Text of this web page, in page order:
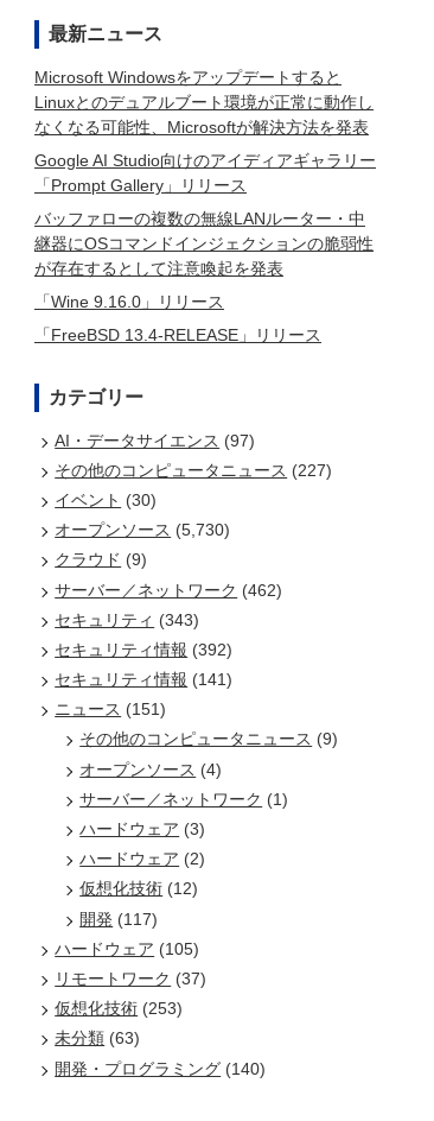
最新ニュース
Microsoft Windowsをアップデートすると
Linuxとのデュアルブート環境が正常に動作し
なくなる可能性、Microsoftが解決方法を発表
Google AI Studio向けのアイディアギャラリー
「Prompt Gallery」リリース
バッファローの複数の無線LANルーター・中
継器にOSコマンドインジェクションの脆弱性
が存在するとして注意喚起を発表
「Wine 9.16.0」リリース
「FreeBSD 13.4-RELEASE」リリース
カテゴリー
AI・データサイエンス (97)
その他のコンピュータニュース (227)
イベント (30)
オープンソース (5,730)
クラウド (9)
サーバー／ネットワーク (462)
セキュリティ (343)
セキュリティ情報 (392)
セキュリティ情報 (141)
ニュース (151)
その他のコンピュータニュース (9)
オープンソース (4)
サーバー／ネットワーク (1)
ハードウェア (3)
ハードウェア (2)
仮想化技術 (12)
開発 (117)
ハードウェア (105)
リモートワーク (37)
仮想化技術 (253)
未分類 (63)
開発・プログラミング (140)